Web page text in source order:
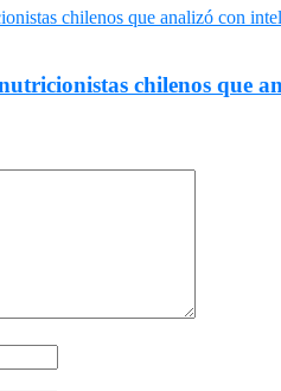
chilenos que